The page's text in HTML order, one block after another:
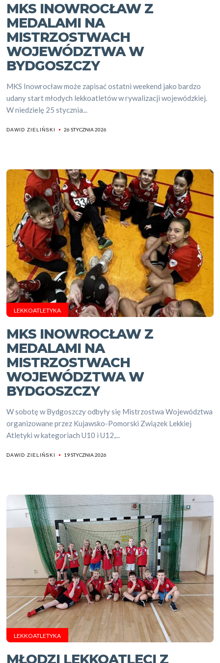
MKS INOWROCŁAW Z
MEDALAMI NA
MISTRZOSTWACH
WOJEWÓDZTWA W
BYDGOSZCZY
MKS Inowrocław może zapisać ostatni weekend jako bardzo
udany start młodych lekkoatletów w rywalizacji wojewódzkiej.
W niedzielę 25 stycznia...
DAWID ZIELIŃSKI 26 STYCZNIA 2026
LEKKOATLETYKA
MKS INOWROCŁAW Z
MEDALAMI NA
MISTRZOSTWACH
WOJEWÓDZTWA W
BYDGOSZCZY
W sobotę w Bydgoszczy odbyły się Mistrzostwa Województwa
organizowane przez Kujawsko-Pomorski Związek Lekkiej
Atletyki w kategoriach U10 i U12,...
DAWID ZIELIŃSKI 19 STYCZNIA 2026
LEKKOATLETYKA
MŁODZI LEKKOATLECI Z